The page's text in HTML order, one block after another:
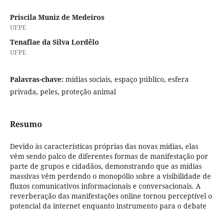
Priscila Muniz de Medeiros
UFPE
Tenaflae da Silva Lordêlo
UFPE
Palavras-chave: mídias sociais, espaço público, esfera
privada, peles, proteção animal
Resumo
Devido às características próprias das novas mídias, elas
vêm sendo palco de diferentes formas de manifestação por
parte de grupos e cidadãos, demonstrando que as mídias
massivas vêm perdendo o monopólio sobre a visibilidade de
fluxos comunicativos informacionais e conversacionais. A
reverberação das manifestações online tornou perceptível o
potencial da internet enquanto instrumento para o debate